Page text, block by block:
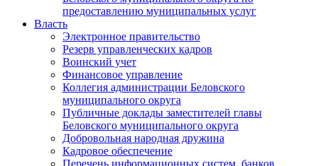
предоставлению муниципальных услуг
Власть
Электронное правительство
Резерв управленческих кадров
Воинский учет
Финансовое управление
Коллегия администрации Беловского
муниципального округа
Публичные доклады заместителей главы
Беловского муниципального округа
Добровольная народная дружина
Кадровое обеспечение
Перечень информационных систем, банков